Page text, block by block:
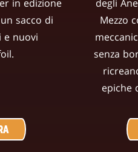
in edizione
sacco di
e nuovi
degli
Mezzo
senza
epiche